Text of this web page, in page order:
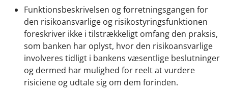
Funktionsbeskrivelsen og forretningsgangen for
den risikoansvarlige og risikostyringsfunktionen
foreskriver ikke i tilstrækkeligt omfang den praksis,
som banken har oplyst, hvor den risikoansvarlige
involveres tidligt i bankens væsentlige beslutninger
og dermed har mulighed for reelt at vurdere
risiciene og udtale sig om dem forinden.